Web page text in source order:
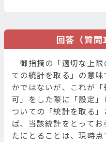
回答（質問
御指摘の「適切な上限
ての統計を取る」の意
かではないが、これが
可」をした際に「設定
ついての「統計を取る
ば、当該統計をとって
たにとることは、現時点